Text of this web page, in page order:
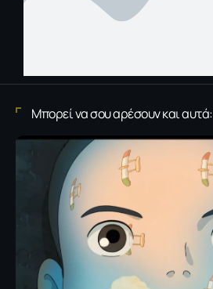
Μπορεί να σου αρέσουν και αυτά: